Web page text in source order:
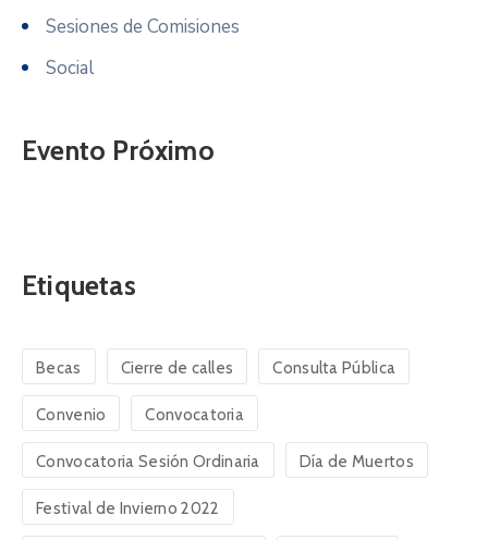
Sesiones de Comisiones
Social
Evento Próximo
Etiquetas
Becas Cierre de calles Consulta Pública
Convenio Convocatoria
Convocatoria Sesión Ordinaria Día de Muertos
Festival de Invierno 2022